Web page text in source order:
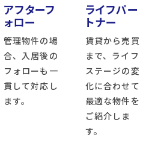
アフターフ
ォロー
管理物件の場
合、入居後の
フォローも一
貫して対応し
ます。
ライフパー
トナー
賃貸から売買
まで、ライフ
ステージの変
化に合わせて
最適な物件を
ご紹介しま
す。